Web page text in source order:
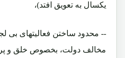
یکسال به تعویق افتد)،
-- محدود ساختن فعالیتهای بی
مخالف دولت، بخصوص خلق و